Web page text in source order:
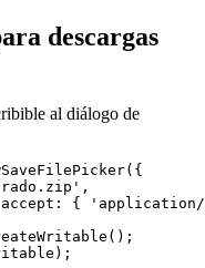
descargas
al diálogo de
{